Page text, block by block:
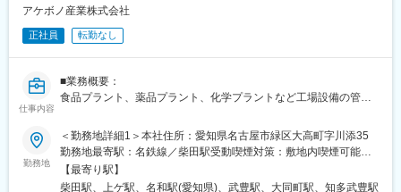
い、現在は主に中部地区の一部上場会社の工場設備の断熱、建築
長年のご愛顧から元請けがほぼ100％となっており、安定した成
長を続けています。
引っ越し手当や独身寮と、社員の働きやすい環境を作っていま
す。
会社が全額負担しております。
また、合格時には報奨金を10万円まで支給する制度もあり、社員
のモチベーションアップに繋げております。
工場内の工事を基本的に請け負っているため、工場稼働時間内に
アケボノ産業株式会社
正社員 転勤なし
仕事内容
■業務概要：
食品プラント、薬品プラント、化学プラントなど工場設備の管工
■職務詳細：
・現場調査
・見積書を作成
勤務地
＜勤務地詳細1＞本社住所：愛知県名古屋市緑区大高町字川添35
勤務地最寄駅：名鉄線／柴田駅受動喫煙対策：敷地内喫煙可能場
所あり＜勤務地詳細2＞半田営業所住所：愛知県知多郡武豊町字前
田30番1 勤務地最寄駅：名鉄河和線／上ゲ駅受動喫煙対策：敷地
【最寄り駅】
柴田駅、上ゲ駅、名和駅(愛知県)、武豊駅、大同町駅、知多武豊駅